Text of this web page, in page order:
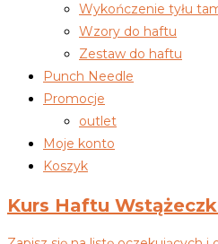
Wykończenie tyłu
Wzory do haftu
Zestaw do haftu
Punch Needle
Promocje
outlet
Moje konto
Koszyk
Kurs Haftu